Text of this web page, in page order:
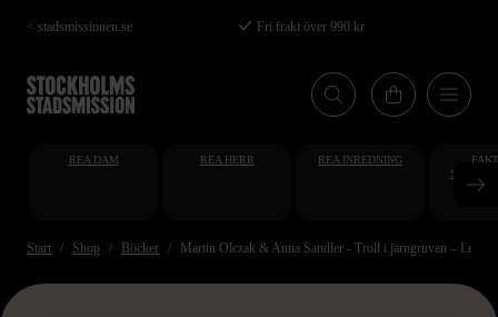
Hoppa
till
huvudinnehåll
< stadsmissionen.se Fri frakt över 990 kr
REA DAM REA HERR REA INREDNING
Start Shop Böcker Martin Olczak & Anna Sandler - Troll i järngruvan –
>